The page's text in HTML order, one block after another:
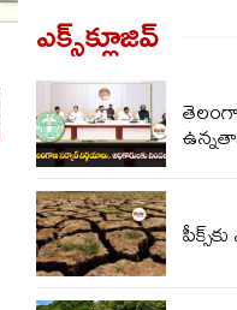
ఎక్స్‌క్లూజివ్‌